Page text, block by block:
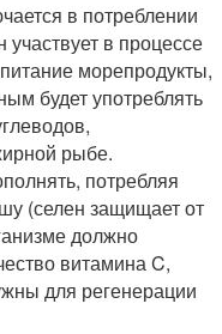
в потреблении
участвует в процессе
морепродукты,
будет употреблять
рыбе.
потребляя
(селен защищает от
должно
витамина C,
для регенерации